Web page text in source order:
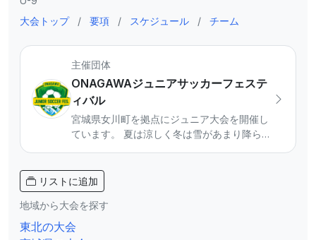
大会トップ
/ 要項 / スケジュール / チーム
主催団体
ONAGAWAジュニアサッカーフェステ
ィバル
宮城県女川町を拠点にジュニア大会を開催し
ています。 夏は涼しく冬は雪があまり降らな
をしています。 【主催大会】 ◾️SUMMER
CAMP・WINTER CAMP U-10/U-11/U-12 ◾️ミ
ニサッカー大会U-8/U-9 ◾️U-10東北チャンピ
オンシップ（主管） 大会参加等興味のあるチ
ームはInstagramのDMからご連絡ください。
リストに追加
地域から大会を探す
東北の大会